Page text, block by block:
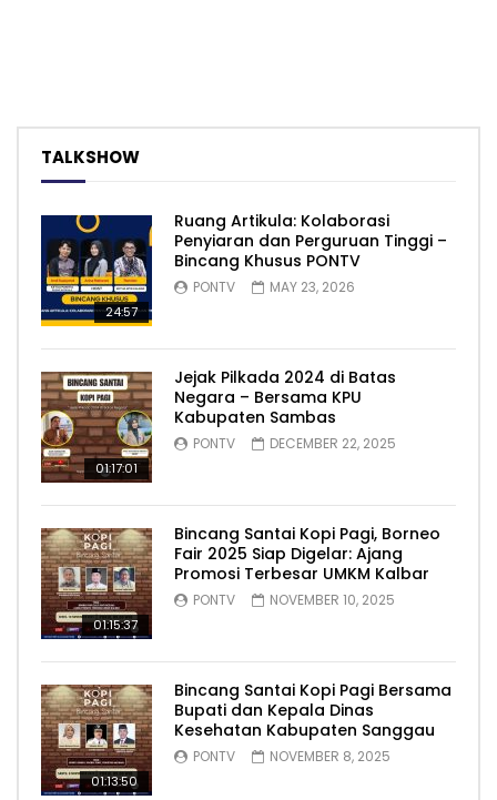
TALKSHOW
24:57
Ruang Artikula: Kolaborasi
Penyiaran dan Perguruan Tinggi –
Bincang Khusus PONTV
PONTV MAY 23, 2026
01:17:01
Jejak Pilkada 2024 di Batas
Negara – Bersama KPU
Kabupaten Sambas
PONTV DECEMBER 22, 2025
01:15:37
Bincang Santai Kopi Pagi, Borneo
Fair 2025 Siap Digelar: Ajang
Promosi Terbesar UMKM Kalbar
PONTV NOVEMBER 10, 2025
01:13:50
Bincang Santai Kopi Pagi Bersama
Bupati dan Kepala Dinas
Kesehatan Kabupaten Sanggau
PONTV NOVEMBER 8, 2025